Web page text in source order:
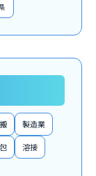
製造業
溶接